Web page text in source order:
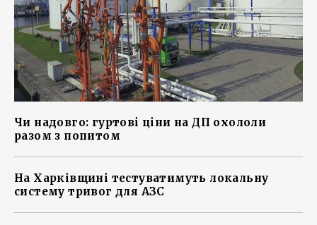
Чи надовго: гуртові ціни на ДП охололи
разом з попитом
На Харківщині тестуватимуть локальну
систему тривог для АЗС